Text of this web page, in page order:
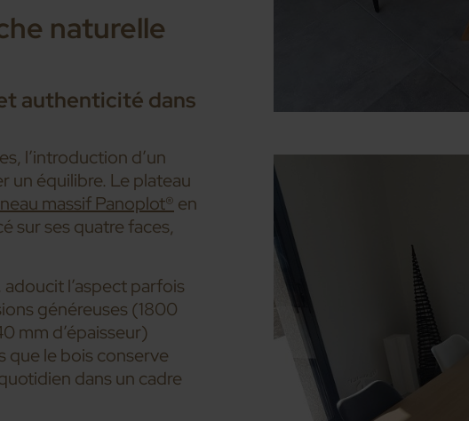
naturelle
authenticité dans
l’introduction d’un
un équilibre. Le plateau
massif Panoplot® en
sur ses quatre faces,
l’aspect parfois
généreuses (1800
mm d’épaisseur)
que le bois conserve
dans un cadre